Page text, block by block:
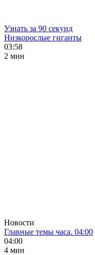
Узнать за 90 секунд
Низкорослые гиганты
03:58
2 мин
Новости
Главные темы часа. 04:00
04:00
4 мин